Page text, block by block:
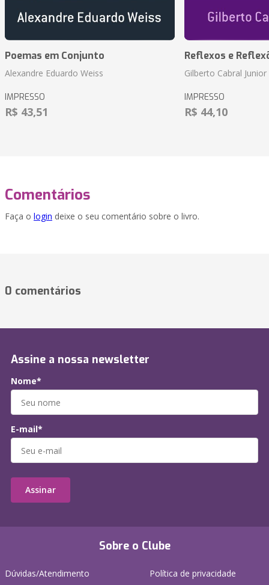
Poemas em Conjunto
Alexandre Eduardo Weiss
IMPRESSO
R$ 43,51
Reflexos e
Gilberto Cabral Junior
IMPRESSO
R$ 44,10
Comentários
Faça o login deixe o seu comentário sobre o livro.
0 comentários
Sobre o Clube
Dúvidas/Atendimento
Política de privacidade
Assine a nossa newsletter
Nome*
E-mail*
Assinar